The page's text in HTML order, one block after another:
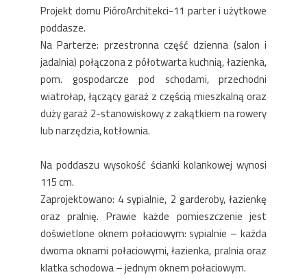
Projekt domu PióroArchitekci-11 parter i użytkowe
poddasze.
Na Parterze: przestronna część dzienna (salon i
jadalnia) połączona z półotwarta kuchnią, łazienka,
pom. gospodarcze pod schodami, przechodni
wiatrołap, łączący garaż z częścią mieszkalną oraz
duży garaż 2-stanowiskowy z zakątkiem na rowery
lub narzędzia, kotłownia.
Na poddaszu wysokość ścianki kolankowej wynosi
115 cm.
Zaprojektowano: 4 sypialnie, 2 garderoby, łazienkę
oraz pralnię. Prawie każde pomieszczenie jest
doświetlone oknem połaciowym: sypialnie – każda
dwoma oknami połaciowymi, łazienka, pralnia oraz
klatka schodowa – jednym oknem połaciowym.